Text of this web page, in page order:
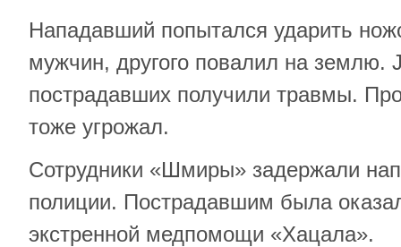
Нападавший попытался ударить
мужчин, другого повалил на землю.
пострадавших получили травмы.
тоже угрожал.
Сотрудники «Шмиры» задержали
полиции. Пострадавшим была
экстренной медпомощи «Хацала».